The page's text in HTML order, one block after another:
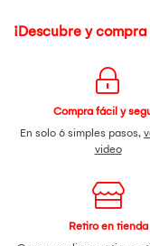
¡Descubre y
Compra fácil y
En solo 6 simples pasos,
video
Retiro en tienda